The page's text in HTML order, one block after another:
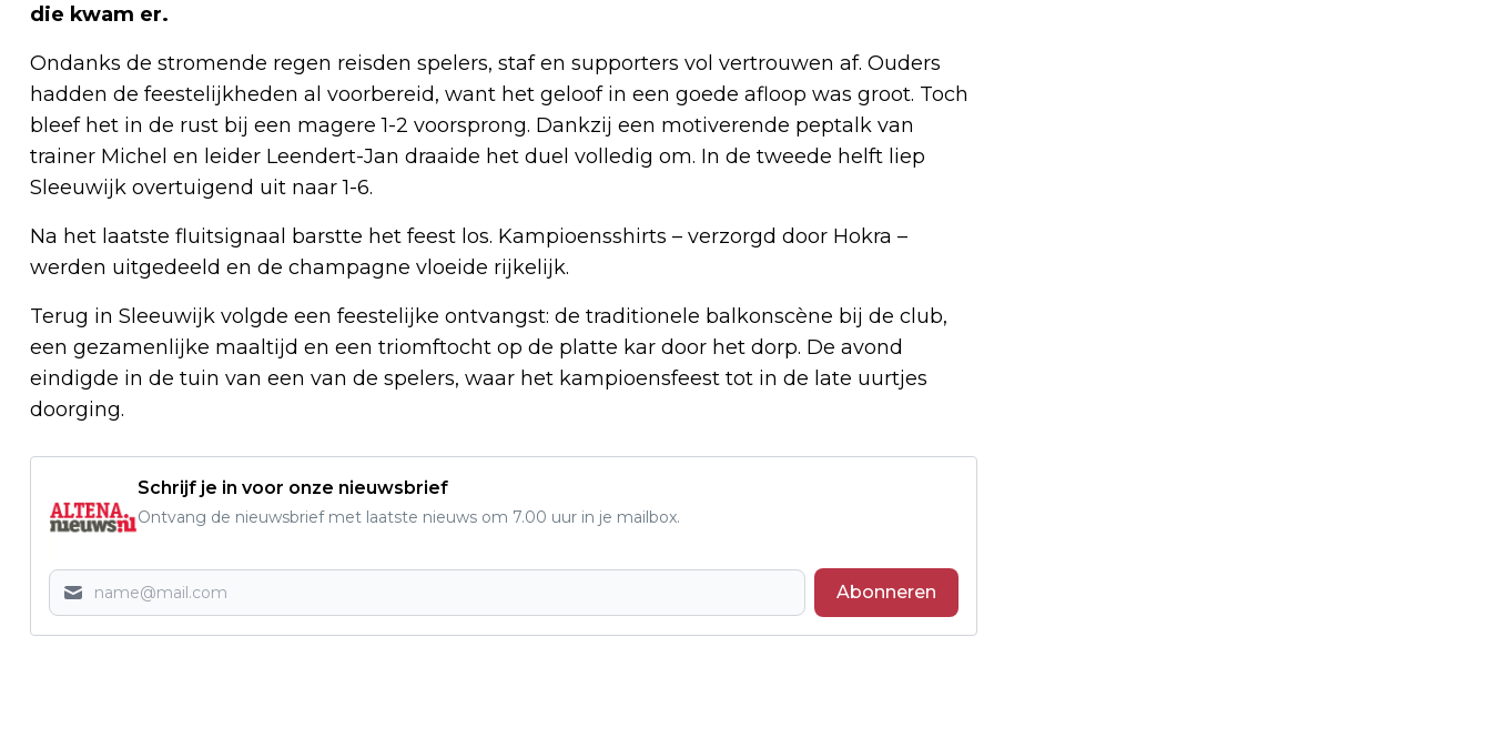
die kwam er.
Ondanks de stromende regen reisden spelers, staf en supporters vol vertrouwen af. Ouders
hadden de feestelijkheden al voorbereid, want het geloof in een goede afloop was groot. Toch
bleef het in de rust bij een magere 1-2 voorsprong. Dankzij een motiverende peptalk van
trainer Michel en leider Leendert-Jan draaide het duel volledig om. In de tweede helft liep
Sleeuwijk overtuigend uit naar 1-6.
Na het laatste fluitsignaal barstte het feest los. Kampioensshirts – verzorgd door Hokra –
werden uitgedeeld en de champagne vloeide rijkelijk.
Terug in Sleeuwijk volgde een feestelijke ontvangst: de traditionele balkonscène bij de club,
een gezamenlijke maaltijd en een triomftocht op de platte kar door het dorp. De avond
eindigde in de tuin van een van de spelers, waar het kampioensfeest tot in de late uurtjes
doorging.
Schrijf je in voor onze nieuwsbrief
Ontvang de nieuwsbrief met laatste nieuws om 7.00 uur in je mailbox.
Abonneren